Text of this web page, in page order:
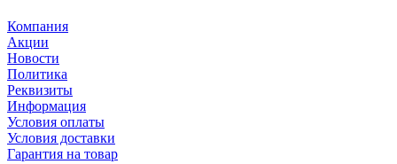
Компания
Акции
Новости
Политика
Реквизиты
Информация
Условия оплаты
Условия доставки
Гарантия на товар